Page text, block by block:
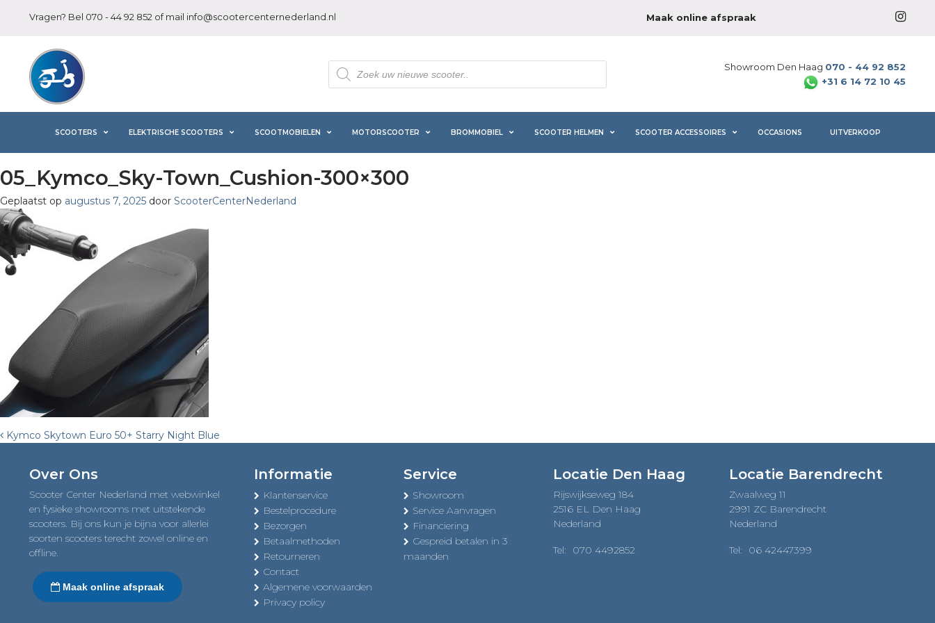
Vragen? Bel 070 - 44 92 852 of mail info@scootercenternederland.nl Maak online afspraak
Producten
zoeken
Showroom Den Haag 070 - 44 92 852
+31 6 14 72 10 45
SCOOTERS ELEKTRISCHE SCOOTERS SCOOTMOBIELEN MOTORSCOOTER BROMMOBIEL SCOOTER HELMEN SCOOTER ACCESSOIRES OCCASIONS UITVERKOOP
05_Kymco_Sky-Town_Cushion-300×300
Geplaatst op augustus 7, 2025 door ScooterCenterNederland
Post
navigation
Kymco Skytown Euro 50+ Starry Night Blue
Over Ons
Scooter Center Nederland met webwinkel
en fysieke showrooms met uitstekende
scooters. Bij ons kun je bijna voor allerlei
soorten scooters terecht zowel online en
offline.
Maak online afspraak
Informatie
Klantenservice
Bestelprocedure
Bezorgen
Betaalmethoden
Retourneren
Contact
Algemene voorwaarden
Privacy policy
Service
Showroom
Service Aanvragen
Financiering
Gespreid betalen in 3
maanden
Locatie Den Haag
Rijswijkseweg 184
2516 EL Den Haag
Nederland
Tel: 070 4492852
Locatie Barendrecht
Zwaalweg 11
2991 ZC Barendrecht
Nederland
Tel: 06 42447399